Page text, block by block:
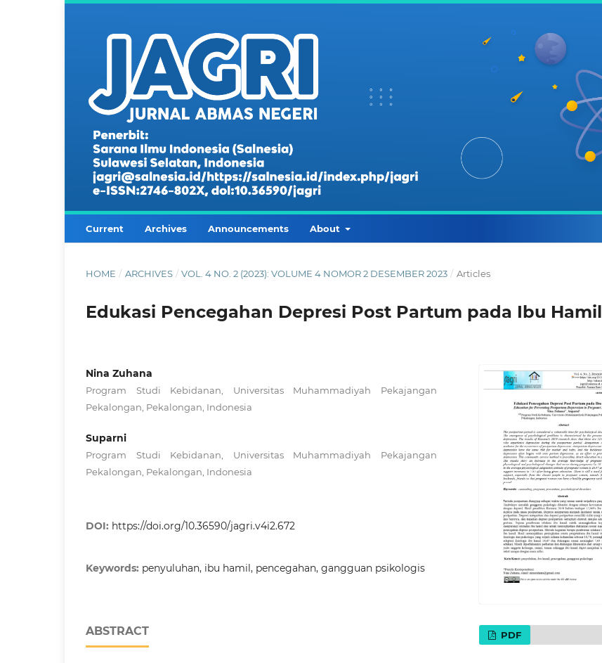
Current Archives Announcements About
HOME / ARCHIVES / VOL. 4 NO. 2 (2023): VOLUME 4 NOMOR 2 DESEMBER 2023 / Articles
Edukasi Pencegahan Depresi Post Partum pada Ibu Hamil
Nina Zuhana
Program Studi Kebidanan, Universitas Muhammadiyah Pekajangan
Pekalongan, Pekalongan, Indonesia
Suparni
Program Studi Kebidanan, Universitas Muhammadiyah Pekajangan
Pekalongan, Pekalongan, Indonesia
DOI: https://doi.org/10.36590/jagri.v4i2.672
Keywords: penyuluhan, ibu hamil, pencegahan, gangguan psikologis
ABSTRACT PDF